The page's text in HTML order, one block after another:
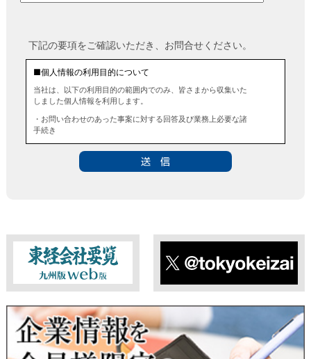
下記の要項をご確認いただき、お問合せください。
■個人情報の利用目的について
当社は、以下の利用目的の範囲内でのみ、皆さまから収集いた
しました個人情報を利用します。
・お問い合わせのあった事案に対する回答及び業務上必要な諸
手続き
■個人情報の第三者提供について
■ 個人情報提供の任意性及び留意点
個人情報のご提供は任意ですが、必要な個人情報をご提供いた
だけなかった場合は、上記利用目的を達成できない場合があり
ますのでご了承ください。
当社は、本人が自己の個人情報について、通知・開示・訂正・
追加・削除・利用停止・提供停止の希望がございましたら、本
人または代理人の請求応じて、個人データの通知・開示・訂
正・追加・削除・利用停止・提供停止の請求に応じます。
東経会社要覧web版 X